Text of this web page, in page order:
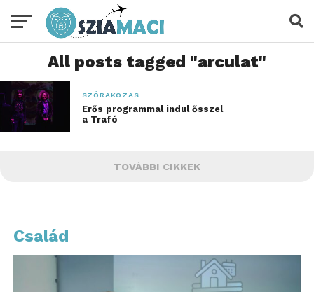
All posts tagged "arculat"
SZÓRAKOZÁS
Erős programmal indul ősszel
a Trafó
TOVÁBBI CIKKEK
Család